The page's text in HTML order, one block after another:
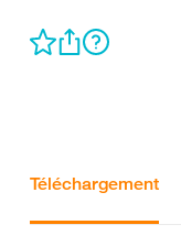
Téléchargement